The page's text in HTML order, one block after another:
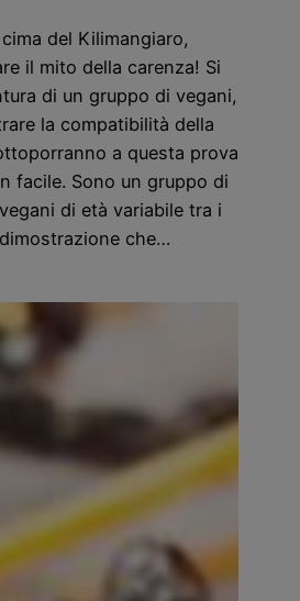
del Kilimangiaro,
il mito della carenza! Si
di un gruppo di vegani,
la compatibilità della
a questa prova
facile. Sono un gruppo di
di età variabile tra i
che…